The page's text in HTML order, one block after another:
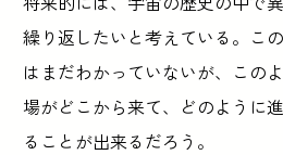
繰り返したいと考えている。こ
はまだわかっていないが、この
場がどこから来て、どのように
ることが出来るだろう。